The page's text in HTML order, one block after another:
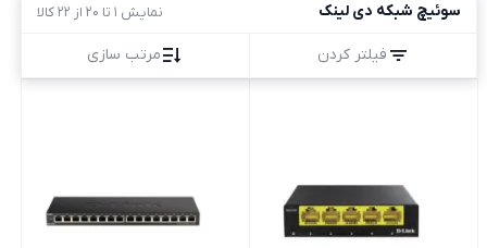
سوئیچ شبکه دی لینک نمایش 1 تا 20 از 22 کالا
فیلتر کردن مرتب سازی